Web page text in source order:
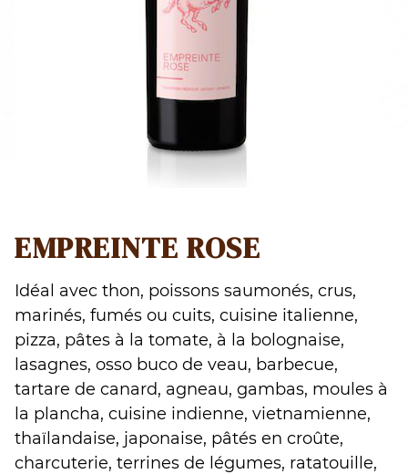
EMPREINTE ROSE
Idéal avec thon, poissons saumonés, crus,
marinés, fumés ou cuits, cuisine italienne,
pizza, pâtes à la tomate, à la bolognaise,
lasagnes, osso buco de veau, barbecue,
tartare de canard, agneau, gambas, moules à
la plancha, cuisine indienne, vietnamienne,
thaïlandaise, japonaise, pâtés en croûte,
charcuterie, terrines de légumes, ratatouille,